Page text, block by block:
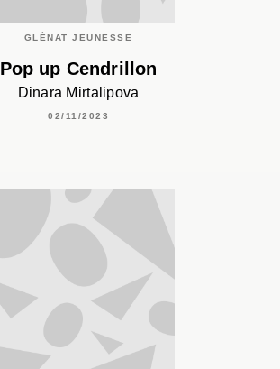
GLÉNAT JEUNESSE
Pop up Cendrillon
Dinara Mirtalipova
02/11/2023